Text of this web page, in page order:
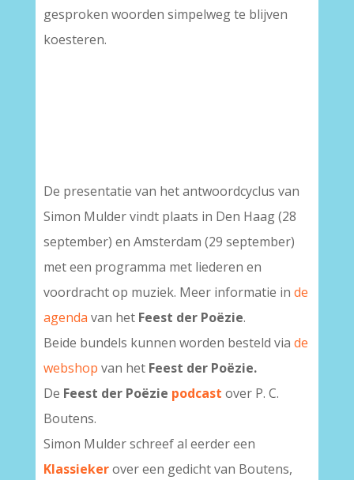
gesproken woorden simpelweg te blijven
koesteren.
De presentatie van het antwoordcyclus van
Simon Mulder vindt plaats in Den Haag (28
september) en Amsterdam (29 september)
met een programma met liederen en
voordracht op muziek. Meer informatie in de
agenda van het Feest der Poëzie.
Beide bundels kunnen worden besteld via de
webshop van het Feest der Poëzie.
De Feest der Poëzie podcast over P. C.
Boutens.
Simon Mulder schreef al eerder een
Klassiekerover een gedicht van Boutens,